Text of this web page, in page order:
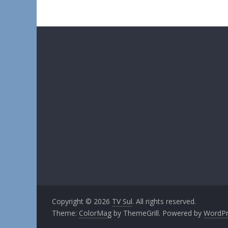
Copyright © 2026 TV Sul. All rights reserved.
Theme: ColorMag by ThemeGrill. Powered by